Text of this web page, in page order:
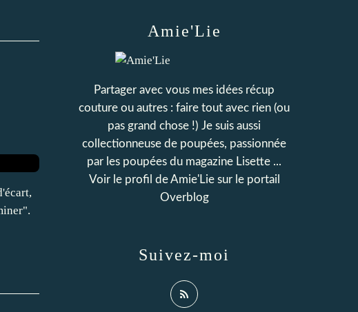
Amie'Lie
Partager avec vous mes idées récup
couture ou autres : faire tout avec rien (ou
pas grand chose !) Je suis aussi
collectionneuse de poupées, passionnée
par les poupées du magazine Lisette ...
Voir le profil deAmie'Liesur le portail
Overblog
Suivez-moi